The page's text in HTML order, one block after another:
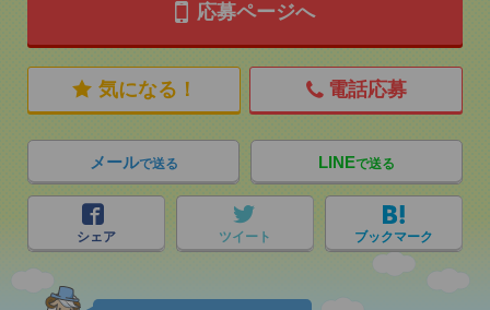
応募ページへ
気になる！ 電話応募
メールで送る LINEで送る
シェア ツイート ブックマーク